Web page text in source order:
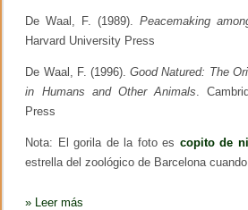
De Waal, F. (1989). Peacemaking
Harvard University Press
De Waal, F. (1996).Good Natured: The
in Humans and Other Animals .
Press
Nota: El gorila de la foto es copito de
estrella del zoológico de Barcelona
» Leer más